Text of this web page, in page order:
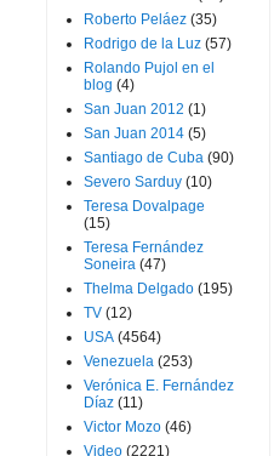
Roberto Peláez (35)
Rodrigo de la Luz (57)
Rolando Pujol en el
blog (4)
San Juan 2012 (1)
San Juan 2014 (5)
Santiago de Cuba (90)
Severo Sarduy (10)
Teresa Dovalpage
(15)
Teresa Fernández
Soneira (47)
Thelma Delgado (195)
TV (12)
USA (4564)
Venezuela (253)
Verónica E. Fernández
Díaz (11)
Victor Mozo (46)
Video (2221)